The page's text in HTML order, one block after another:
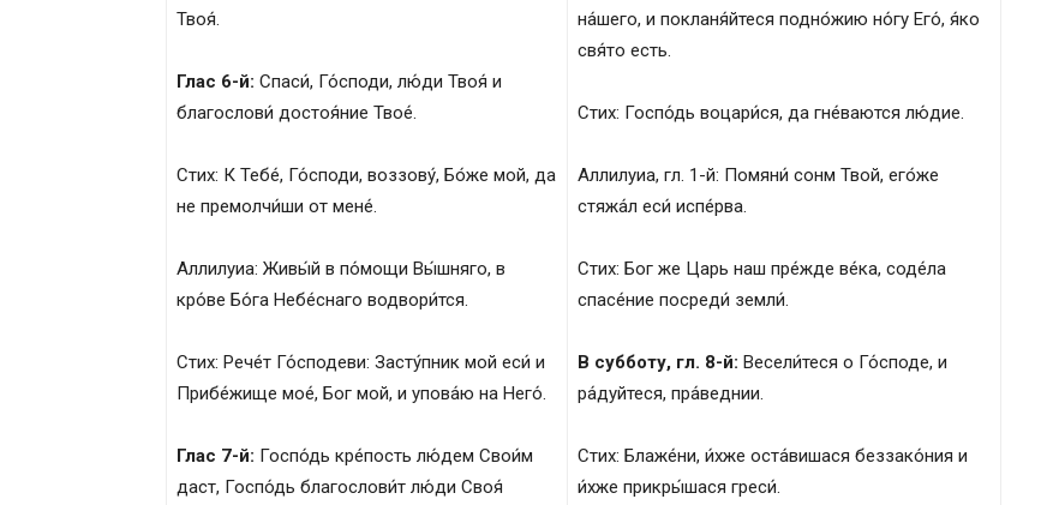
Твоя́.
Глас 6-й: Спаси́, Го́споди, лю́ди Твоя́ и
благослови́ достоя́ние Твое́.
Стих: К Тебе́, Го́споди, воззову́, Бо́же мой, да
не премолчи́ши от мене́.
Аллилуиа: Живы́й в по́мощи Вы́шняго, в
кро́ве Бо́га Небе́снаго водвори́тся.
Стих: Рече́т Го́сподеви: Засту́пник мой еси́ и
Прибе́жище мое́, Бог мой, и упова́ю на Него́.
Глас 7-й: Госпо́дь кре́пость лю́дем Свои́м
даст, Госпо́дь благослови́т лю́ди Своя́
на́шего, и покланя́йтеся подно́жию но́гу Его́, я́ко
свя́то есть.
Стих: Госпо́дь воцари́ся, да гне́ваются лю́дие.
Аллилуиа, гл. 1-й: Помяни́ сонм Твой, его́же
стяжа́л еси́ испе́рва.
Стих: Бог же Царь наш пре́жде ве́ка, соде́ла
спасе́ние посреди́ земли́.
В субботу, гл. 8-й: Весели́теся о Го́споде, и
ра́дуйтеся, пра́веднии.
Стих: Блаже́ни, и́хже оста́вишася беззако́ния и
и́хже прикры́шася греси́.